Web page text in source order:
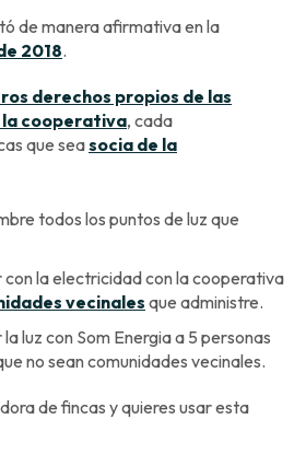
de manera afirmativa en la
2018.
derechos propios de las
la cooperativa, cada
que seasocia de la
todos los puntos de luz que
la electricidad con la cooperativa
vecinales que administre.
luz con Som Energia a 5 personas
no sean comunidades vecinales.
de fincas y quieres usar esta